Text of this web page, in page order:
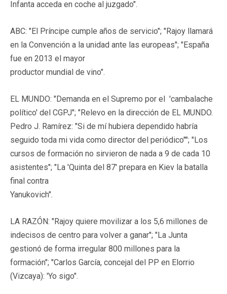
Infanta acceda en coche al juzgado".
ABC: "El Príncipe cumple años de servicio"; "Rajoy llamará
en la Convención a la unidad ante las europeas"; "España
fue en 2013 el mayor
productor mundial de vino".
EL MUNDO: "Demanda en el Supremo por el 'cambalache
político' del CGPJ"; "Relevo en la dirección de EL MUNDO.
Pedro J. Ramírez: "Si de mí hubiera dependido habría
seguido toda mi vida como director del periódico""; "Los
cursos de formación no sirvieron de nada a 9 de cada 10
asistentes"; "La 'Quinta del 87' prepara en Kiev la batalla
final contra
Yanukovich".
LA RAZÓN: "Rajoy quiere movilizar a los 5,6 millones de
indecisos de centro para volver a ganar"; "La Junta
gestionó de forma irregular 800 millones para la
formación"; "Carlos García, concejal del PP en Elorrio
(Vizcaya): 'Yo sigo".